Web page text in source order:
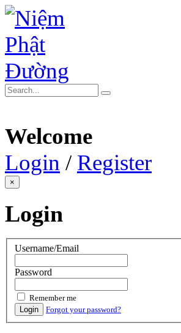
Welcome
Login / Register
×
Login
Username/Email
Password
Remember me
Login
Forgot your password?